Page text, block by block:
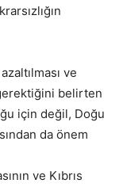
ve
belirten
için değil, Doğu
da önem
ve Kıbrıs